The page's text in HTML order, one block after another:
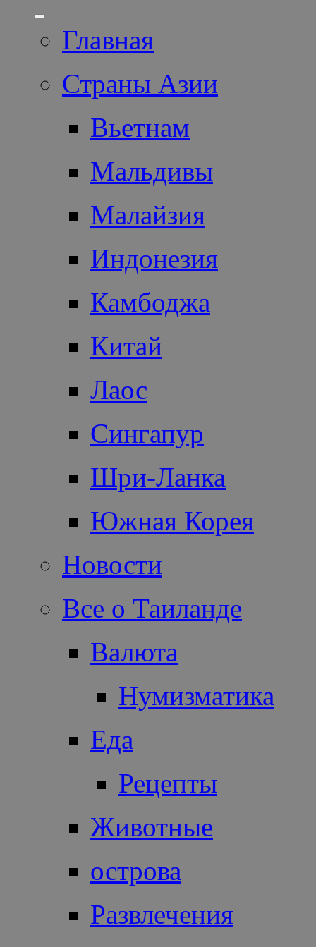
Главная
Страны Азии
Вьетнам
Мальдивы
Малайзия
Индонезия
Камбоджа
Китай
Лаос
Сингапур
Шри-Ланка
Южная Корея
Новости
Все о Таиланде
Валюта
Нумизматика
Еда
Рецепты
Животные
острова
Развлечения